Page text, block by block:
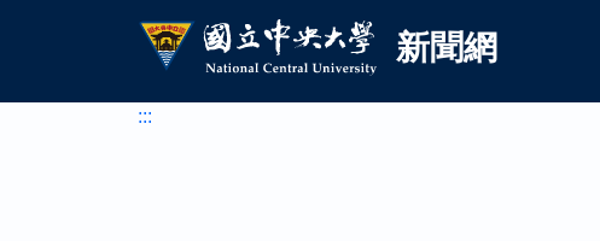
國立中央大學新聞網新聞網
:::